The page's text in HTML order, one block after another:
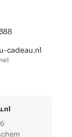
cadeau.nl